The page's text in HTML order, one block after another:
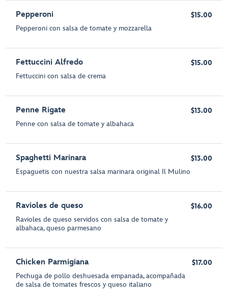
Pepperoni
Pepperoni con salsa de tomate y mozzarella
$15.00
Fettuccini Alfredo
Fettuccini con salsa de crema
$15.00
Penne Rigate
Penne con salsa de tomate y albahaca
$13.00
Spaghetti Marinara
Espaguetis con nuestra salsa marinara original Il Mulino
$13.00
Ravioles de queso
Ravioles de queso servidos con salsa de tomate y
albahaca, queso parmesano
$16.00
Chicken Parmigiana
Pechuga de pollo deshuesada empanada, acompañada
de salsa de tomates frescos y queso italiano
$17.00